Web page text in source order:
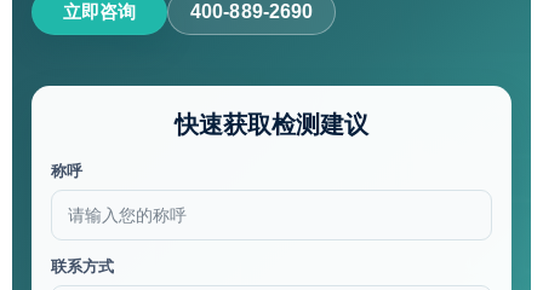
立即咨询 400-889-2690
快速获取检测建议
称呼
联系方式